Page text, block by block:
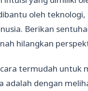
oleh
Berikan
hilangkan
termudah untuk
adalah dengan